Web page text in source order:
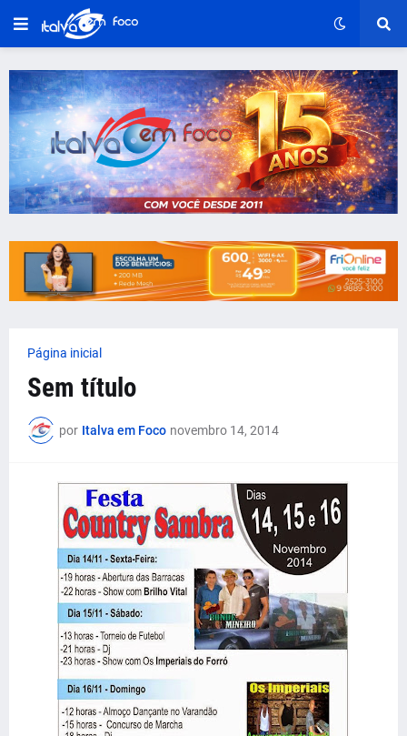
Página inicial
Sem título
por Italva em Foco novembro 14, 2014